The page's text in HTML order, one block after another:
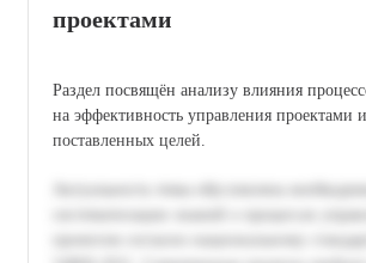
проектами
Раздел посвящён анализу влияния
на эффективность управления проектами
поставленных целей.